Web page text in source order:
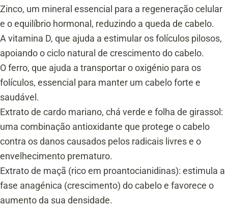
Zinco, um mineral essencial para a regeneração celular
e o equilíbrio hormonal, reduzindo a queda de cabelo.
A vitamina D, que ajuda a estimular os folículos pilosos,
apoiando o ciclo natural de crescimento do cabelo.
O ferro, que ajuda a transportar o oxigénio para os
folículos, essencial para manter um cabelo forte e
saudável.
Extrato de cardo mariano, chá verde e folha de girassol:
uma combinação antioxidante que protege o cabelo
contra os danos causados pelos radicais livres e o
envelhecimento prematuro.
Extrato de maçã (rico em proantocianidinas): estimula a
fase anagénica (crescimento) do cabelo e favorece o
aumento da sua densidade.